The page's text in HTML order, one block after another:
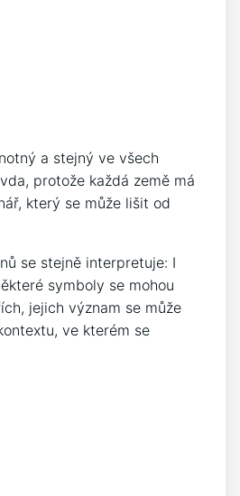
a stejný ve všech
protože každá země má
který se může lišit od
se stejně interpretuje: I
symboly se mohou
jejich význam se může
ve kterém se